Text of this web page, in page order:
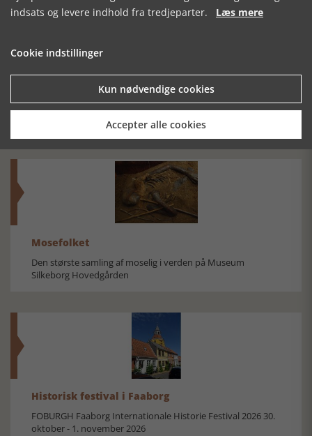
AF NATUREN
LUFT, LET BRIS
FRA N.
Mosefolket
Den største samling af moselig i verden på Museum
Silkeborg Hovedgården
Historisk festival i Faaborg
FOBURGH Faaborg Internationale Historie Festival 2026 30.
oktober - 1. november 2026
indsats og levere indhold fra tredjeparter. Læs mere
Cookie indstillinger
Kun nødvendige cookies
Accepter alle cookies